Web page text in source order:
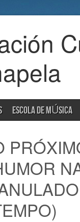
ESCOLA DE MÚSICA